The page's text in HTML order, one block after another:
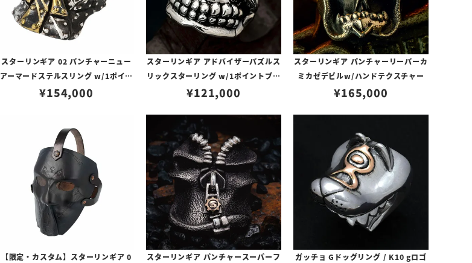
スターリンギア 02 パンチャーニュー
アーマードステルスリング w/1ポイン
トブラス/バトルスカーズ
¥154,000
スターリンギア アドバイザーパズルス
リックスターリング w/1ポイントブラ
ス
¥121,000
スターリンギア パンチャーリーパーカ
ミカゼデビルw/ハンドテクスチャー
¥165,000
【限定・カスタム】スターリンギア 0
スターリンギア パンチャースーパーフ
ガッチョ Gドッグリング / K10 gロゴ